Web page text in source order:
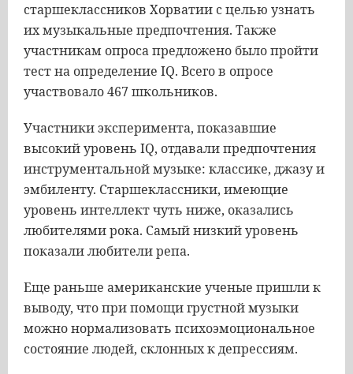
старшеклассников Хорватии с целью узнать
их музыкальные предпочтения. Также
участникам опроса предложено было пройти
тест на определение IQ. Всего в опросе
участвовало 467 школьников.
Участники эксперимента, показавшие
высокий уровень IQ, отдавали предпочтения
инструментальной музыке: классике, джазу и
эмбиленту. Старшеклассники, имеющие
уровень интеллект чуть ниже, оказались
любителями рока. Самый низкий уровень
показали любители репа.
Еще раньше американские ученые пришли к
выводу, что при помощи грустной музыки
можно нормализовать психоэмоциональное
состояние людей, склонных к депрессиям.